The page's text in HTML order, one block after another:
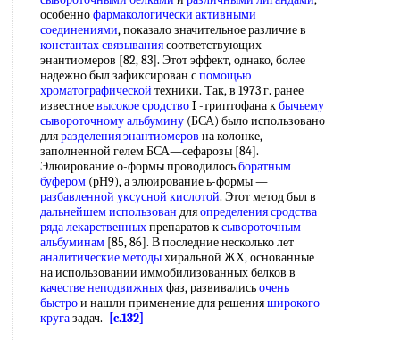
особеннофармакологически активными
соединениями, показало значительное различие в
константах связываниясоответствующих
энантиомеров [82, 83]. Этот эффект, однако, более
надежно был зафиксирован спомощью
хроматографической техники. Так, в 1973 г. ранее
известноевысокое сродствоI -триптофана кбычьему
сывороточному альбумину (БСА) было использовано
дляразделения энантиомеров на колонке,
заполненной гелем БСА—сефарозы [84].
Элюирование о-формы проводилосьборатным
буфером (рН9), а элюирование ь-формы —
разбавленной уксусной кислотой. Этот метод был в
дальнейшем использован дляопределения сродства
ряда лекарственныхпрепаратов ксывороточным
альбуминам [85, 86]. В последние несколько лет
аналитические методыхиральной ЖХ, основанные
на использовании иммобилизованных белков в
качестве неподвижныхфаз, развивалисьочень
быстрои нашли применение для решенияширокого
кругазадач.
[c.132]